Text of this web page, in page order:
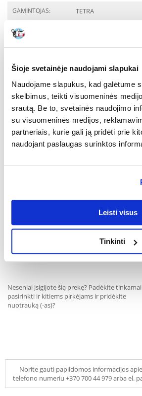
Šioje svetainėje naudojami slapukai
Naudojame slapukus, kad galėtume
skelbimus, teikti visuomeninės
srautą. Be to, svetainės naudojimo
su visuomeninės medijos,
partneriais, kurie gali ją pridėti prie
naudojant paslaugas surinktos
Leisti visus
Tinkinti
GAMINTOJAS: TETRA
Paskirtis
Kokios yra prekių vertinimo taisyklės?
Produktą gali vertinti tik registruoti
įsigijo. Žvaigždučių įvertinimas yra visų
Patikrinę atsiliepimus, paskelbsime ir
atsiliepimus.
Atsiliepimai
Nerasta
PARAŠYTI
Neseniai įsigijote šią prekę? Padėkite tinkamai
pasirinkti ir kitiems pirkėjams ir pridėkite
nuotrauką (-as)?
Norite gauti papildomos informacijos
telefono numeriu +370 700 44 979 arba el.